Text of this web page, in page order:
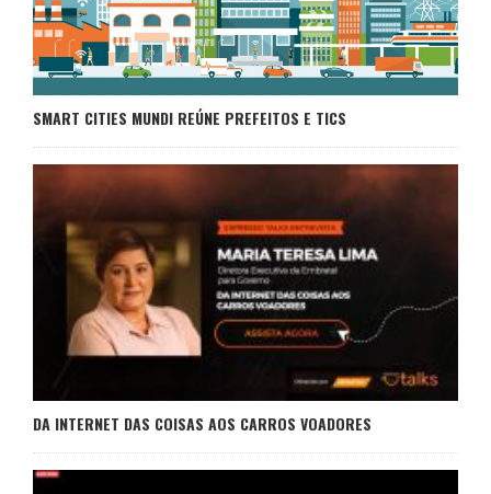
SMART CITIES MUNDI REÚNE PREFEITOS E TICS
DA INTERNET DAS COISAS AOS CARROS VOADORES